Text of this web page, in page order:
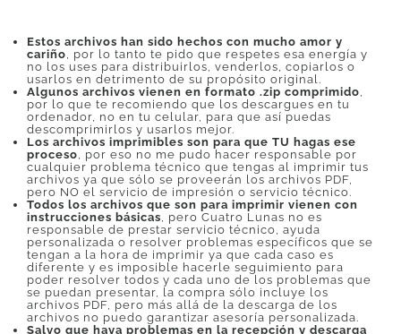
Estos archivos han sido hechos con mucho amor y
cariño, por lo tanto te pido que respetes esa energía y
no los uses para distribuirlos, venderlos, copiarlos o
usarlos en detrimento de su propósito original.
Algunos archivos vienen en formato .zip comprimido,
por lo que te recomiendo que los descargues en tu
ordenador, no en tu celular, para que así puedas
descomprimirlos y usarlos mejor.
Los archivos imprimibles son para que TU hagas ese
proceso, por eso no me pudo hacer responsable por
cualquier problema técnico que tengas al imprimir tus
archivos ya que sólo se proveerán los archivos PDF,
pero NO el servicio de impresión o servicio técnico.
Todos los archivos que son para imprimir vienen con
instrucciones básicas, pero Cuatro Lunas no es
responsable de prestar servicio técnico, ayuda
personalizada o resolver problemas específicos que se
tengan a la hora de imprimir ya que cada caso es
diferente y es imposible hacerle seguimiento para
poder resolver todos y cada uno de los problemas que
se puedan presentar, la compra sólo incluye los
archivos PDF, pero más allá de la descarga de los
archivos no puedo garantizar asesoría personalizada.
Salvo que haya problemas en la recepción y descarga